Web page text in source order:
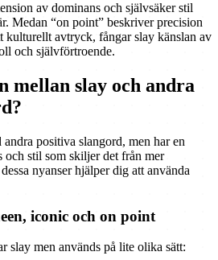
av dominans och självsäker stil
Medan “on point” beskriver precision
kulturellt avtryck, fångar slay känslan av
och självförtroende.
mellan slay och andra
positiva slangord, men har en
stil som skiljer det från mer
nyanser hjälper dig att använda
iconic och on point
slay men används på lite olika sätt: